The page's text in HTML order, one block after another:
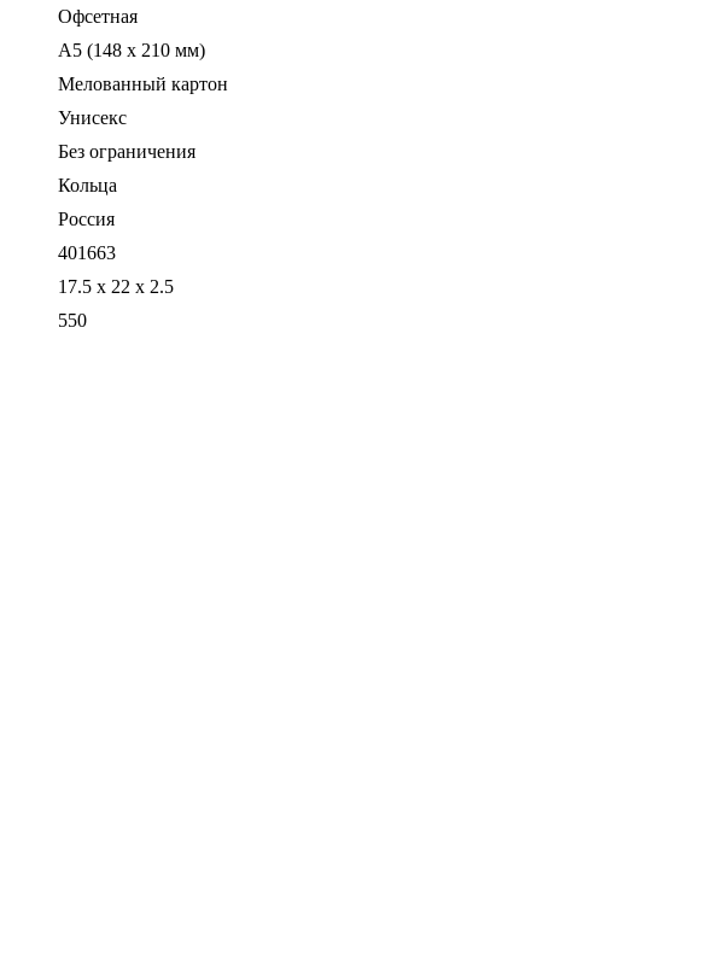
Офсетная
A5 (148 x 210 мм)
Мелованный картон
Унисекс
Без ограничения
Кольца
Россия
401663
17.5 x 22 x 2.5
550